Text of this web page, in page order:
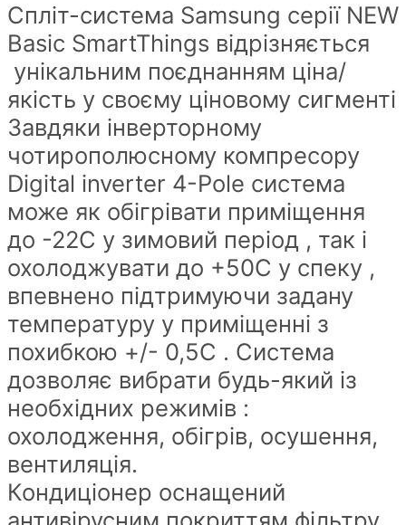
Спліт-система Samsung серії NEW
Basic SmartThings відрізняється
унікальним поєднанням ціна/
якість у своєму ціновому сигменті
Завдяки інверторному
чотирополюсному компресору
Digital inverter 4-Pole система
може як обігрівати приміщення
до -22С у зимовий період , так і
охолоджувати до +50С у спеку ,
впевнено підтримуючи задану
температуру у приміщенні з
похибкою +/- 0,5С . Система
дозволяє вибрати будь-який із
необхідних режимів :
охолодження, обігрів, осушення,
вентиляція.
Кондиціонер оснащений